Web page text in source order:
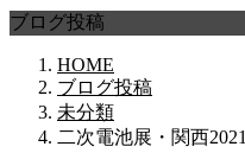
プ
動
ブログ投稿
HOME
ブログ投稿
未分類
二次電池展・関西2021